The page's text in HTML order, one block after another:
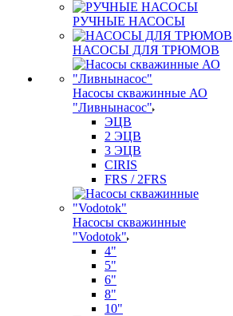
РУЧНЫЕ НАСОСЫ
НАСОСЫ ДЛЯ ТРЮМОВ
Насосы скважинные АО
"Ливнынасос"
ЭЦВ
2 ЭЦВ
3 ЭЦВ
CIRIS
FRS / 2FRS
Насосы скважинные
"Vodotok"
4"
5"
6"
8"
10"